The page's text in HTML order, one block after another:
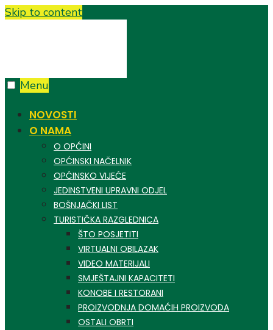
Skip to content
Menu
NOVOSTI
O NAMA
O OPĆINI
OPĆINSKI NAČELNIK
OPĆINSKO VIJEĆE
JEDINSTVENI UPRAVNI ODJEL
BOŠNJAČKI LIST
TURISTIČKA RAZGLEDNICA
ŠTO POSJETITI
VIRTUALNI OBILAZAK
VIDEO MATERIJALI
SMJEŠTAJNI KAPACITETI
KONOBE I RESTORANI
PROIZVODNJA DOMAĆIH PROIZVODA
OSTALI OBRTI